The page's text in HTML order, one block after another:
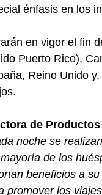
énfasis en los
en vigor el fin
Puerto Rico),
Reino Unido
de
noche se
de los
beneficios a
promover los